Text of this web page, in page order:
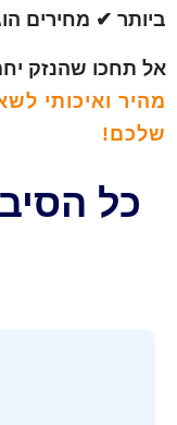
ביותר ✔ מחירים
אל תחכו שהנזק
מהיר ואיכותי
שלכם!
כל